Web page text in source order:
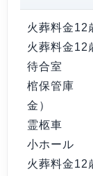
火葬料金12
火葬料金12
待合室
棺保管庫
金）
霊柩車
小ホール
火葬料金12